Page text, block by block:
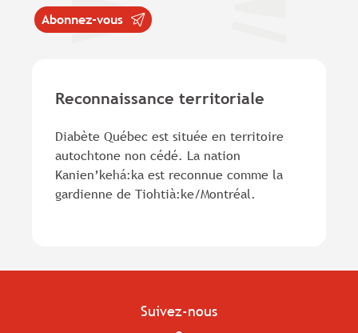
Abonnez-vous
Reconnaissance territoriale
Diabète Québec est située en territoire
autochtone non cédé. La nation
Kanien’kehá:ka est reconnue comme la
gardienne de Tiohtià:ke/Montréal.
Suivez-nous